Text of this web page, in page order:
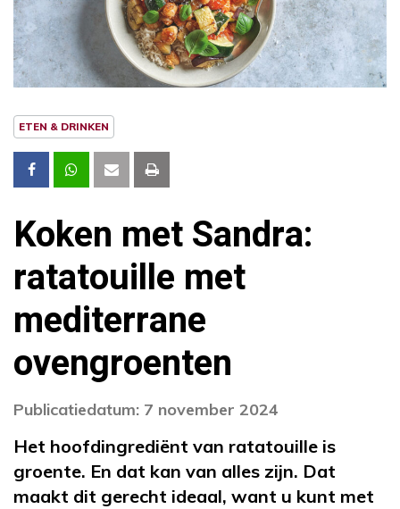
ETEN & DRINKEN
Koken met Sandra:
ratatouille met
mediterrane
ovengroenten
Publicatiedatum: 7 november 2024
Het hoofdingrediënt van ratatouille is
groente. En dat kan van alles zijn. Dat
maakt dit gerecht ideaal, want u kunt met